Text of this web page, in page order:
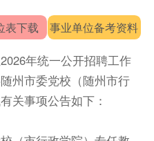
表下载 事业单位备考资料
年统一公开招聘工作
州市委党校（随州市行
关事项公告如下：